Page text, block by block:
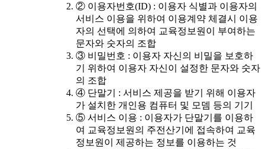
② 이용자번호(ID) : 이용자 식별과 이용자의
서비스 이용을 위하여 이용계약 체결시 이용
자의 선택에 의하여 교육정보원이 부여하는
문자와 숫자의 조합
③ 비밀번호 : 이용자 자신의 비밀을 보호하
기 위하여 이용자 자신이 설정한 문자와 숫자
의 조합
④ 단말기 : 서비스 제공을 받기 위해 이용자
가 설치한 개인용 컴퓨터 및 모뎀 등의 기기
⑤ 서비스 이용 : 이용자가 단말기를 이용하
여 교육정보원의 주전산기에 접속하여 교육
정보원이 제공하는 정보를 이용하는 것